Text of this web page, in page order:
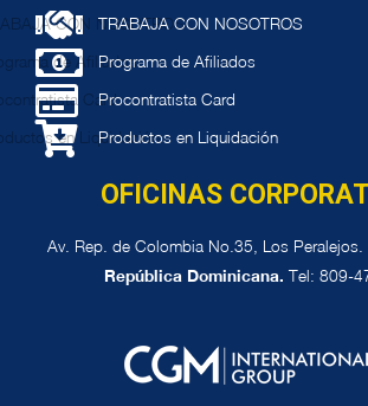
TRABAJA CON NOSOTROS
Programa de Afiliados
Procontratista Card
Productos en Liquidación
OFICINAS
Av. Rep. de Colombia No.35, Los Peralejos.
República Dominicana. Tel: 809-